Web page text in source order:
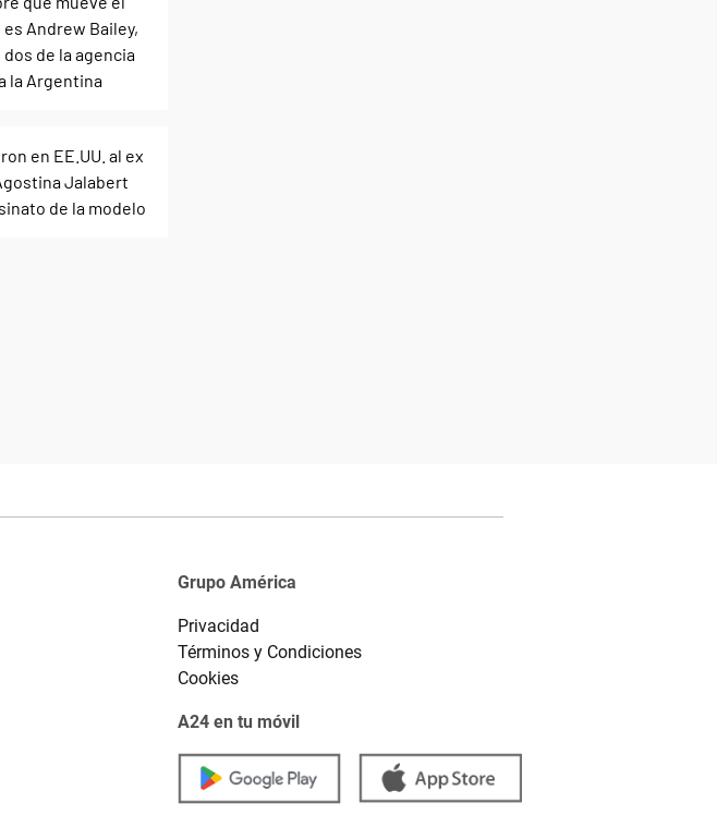
Grupo América
Privacidad
Términos y Condiciones
Cookies
A24 en tu móvil